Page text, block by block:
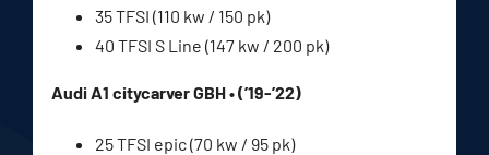
35 TFSI (110 kw / 150 pk)
40 TFSI S Line (147 kw / 200 pk)
Audi A1 citycarver GBH • (’19-’22)
25 TFSI epic (70 kw / 95 pk)